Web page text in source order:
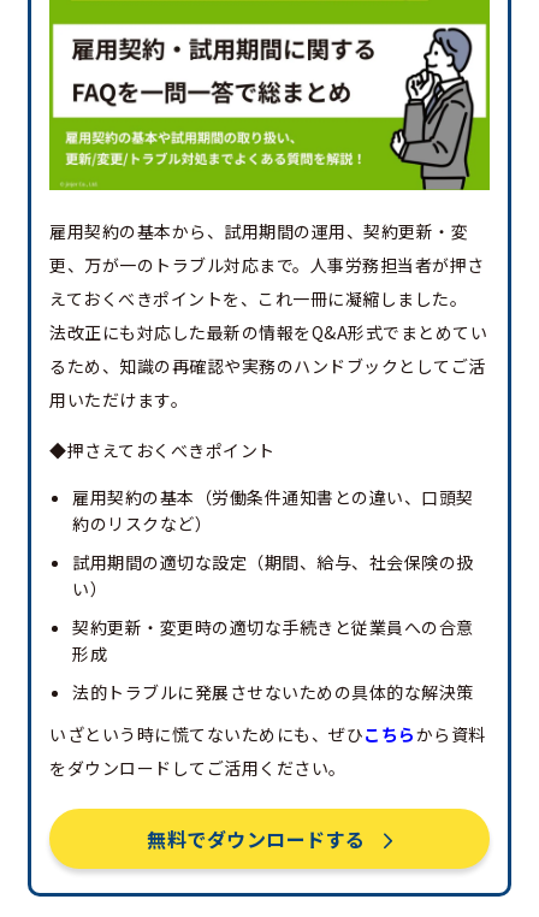
雇用契約の基本から、試用期間の運用、契約更新・変
更、万が一のトラブル対応まで。人事労務担当者が押さ
えておくべきポイントを、これ一冊に凝縮しました。
法改正にも対応した最新の情報をQ&A形式でまとめてい
るため、知識の再確認や実務のハンドブックとしてご活
用いただけます。
◆押さえておくべきポイント
雇用契約の基本（労働条件通知書との違い、口頭契
約のリスクなど）
試用期間の適切な設定（期間、給与、社会保険の扱
い）
契約更新・変更時の適切な手続きと従業員への合意
形成
法的トラブルに発展させないための具体的な解決策
いざという時に慌てないためにも、ぜひこちらから資料
をダウンロードしてご活用ください。
無料でダウンロードする